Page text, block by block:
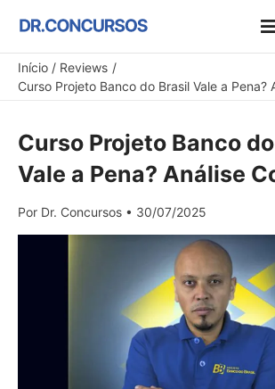
conteúdo
Início
Reviews
Curso Projeto Banco do Brasil Vale a Pena?
Curso Projeto Banco
Vale a Pena? Análise
Por Dr. Concursos • 30/07/2025